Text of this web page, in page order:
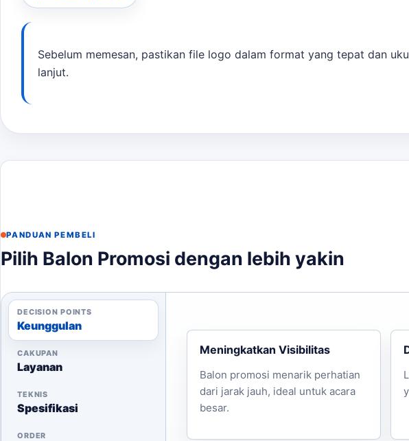
Produksi: Estimasi waktu 2-10 hari kerja.
Pengiriman:
Checklist Sebelum Memesan
Berikan informasi tanggal dan lokasi acara.
Sebelum memesan, pastikan file logo dalam format yang tepat dan
lanjut.
PANDUAN PEMBELI
Pilih Balon Promosi dengan lebih yakin
DECISION POINTS
Keunggulan
CAKUPAN
Layanan
TEKNIS
Spesifikasi
ORDER
Meningkatkan Visibilitas
Balon promosi menarik perhatian
dari jarak jauh, ideal untuk acara
besar.